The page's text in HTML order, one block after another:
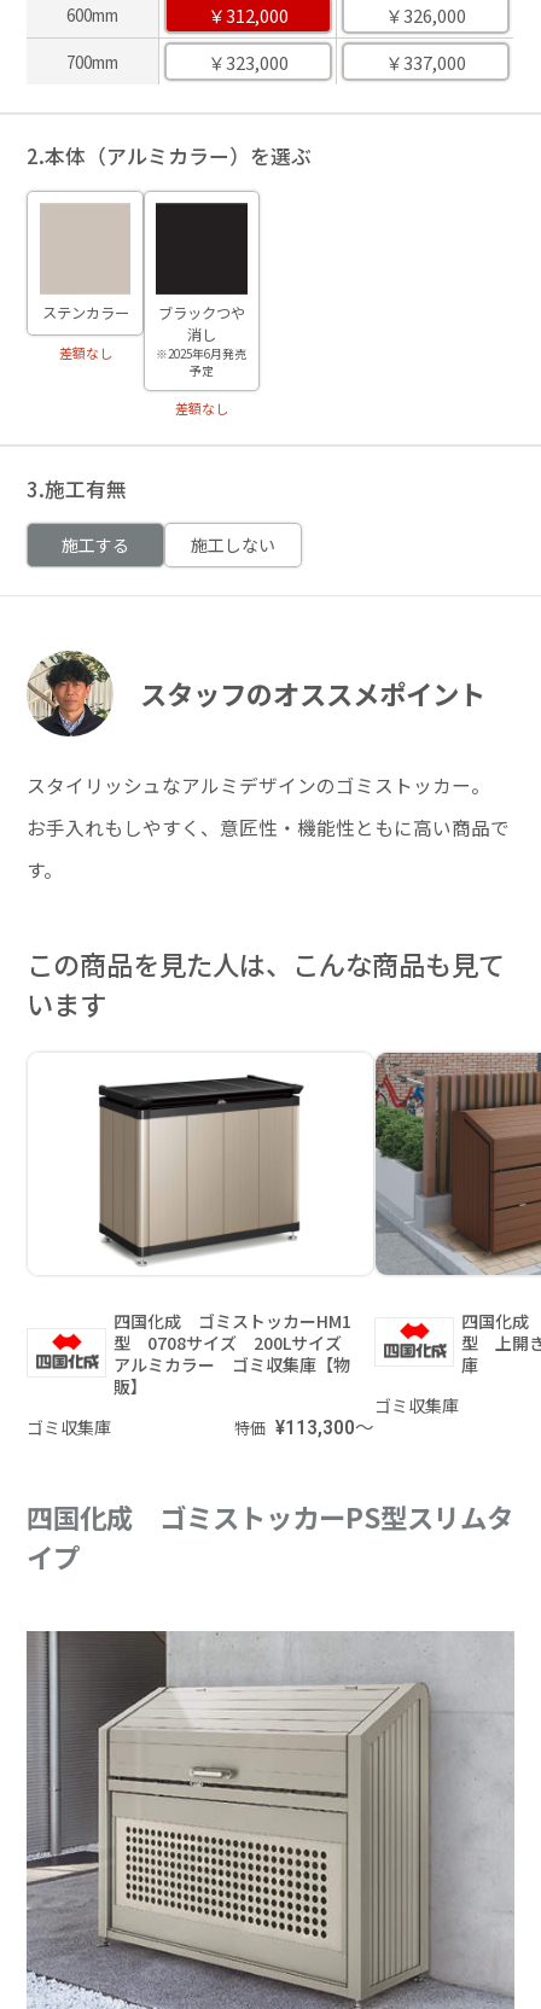
600mm
￥312,000 ￥326,000
700mm ￥323,000 ￥337,000
2.本体（アルミカラー）を選ぶ
ステンカラー
差額なし
ブラックつや
消し
※2025年6月発売
予定
差額なし
3.施工有無
施工する 施工しない
スタッフのオススメポイント
スタイリッシュなアルミデザインのゴミストッカー。
お手入れもしやすく、意匠性・機能性ともに高い商品で
す。
この商品を見た人は、こんな商品も見て
います
四国化成 ゴミストッカーHM1
型 0708サイズ 200Lサイズ
アルミカラー ゴミ収集庫【物
販】
ゴミ収集庫
特価 ¥113,300～
四国化成
型 上開
庫
ゴミ収集庫
四国化成 ゴミストッカーPS型スリムタ
イプ